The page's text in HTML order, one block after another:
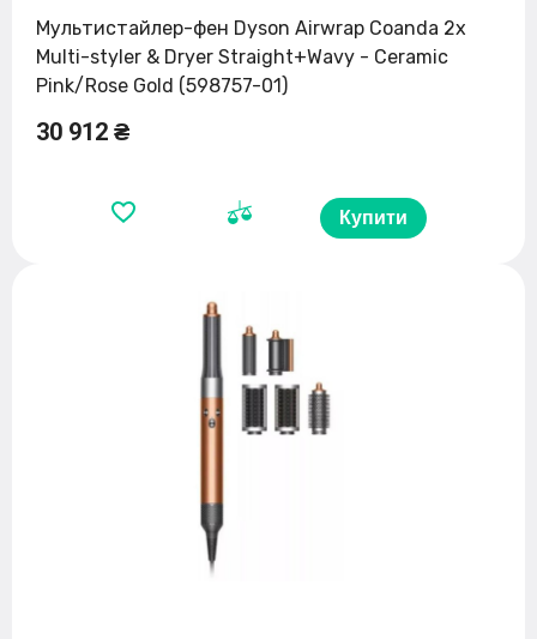
Мультистайлер-фен Dyson Airwrap Coanda 2x
Multi-styler & Dryer Straight+Wavy - Ceramic
Pink/Rose Gold (598757-01)
30 912 ₴
Купити